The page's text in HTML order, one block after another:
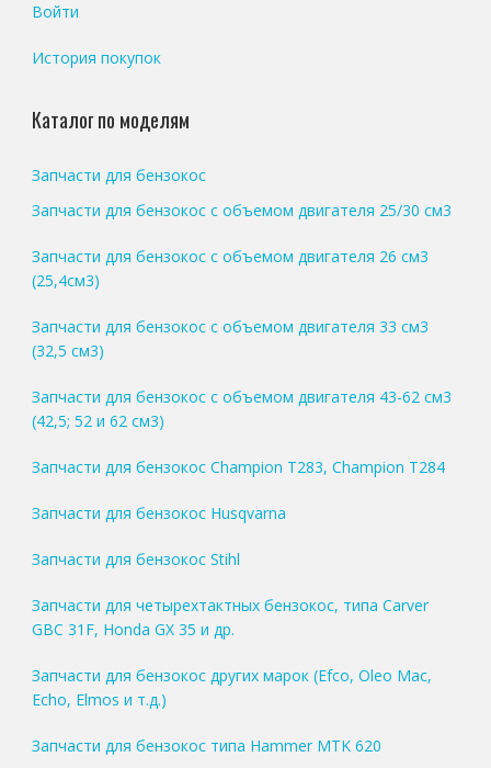
Войти
История покупок
Каталог по моделям
Запчасти для бензокос
Запчасти для бензокос с объемом двигателя 25/30 см3
Запчасти для бензокос с объемом двигателя 26 см3
(25,4см3)
Запчасти для бензокос с объемом двигателя 33 см3
(32,5 см3)
Запчасти для бензокос с объемом двигателя 43-62 см3
(42,5; 52 и 62 см3)
Запчасти для бензокос Champion T283, Champion T284
Запчасти для бензокос Husqvarna
Запчасти для бензокос Stihl
Запчасти для четырехтактных бензокос, типа Carver
GBC 31F, Honda GX 35 и др.
Запчасти для бензокос других марок (Efco, Oleo Mac,
Echo, Elmos и т.д.)
Запчасти для бензокос типа Hammer MTK 620